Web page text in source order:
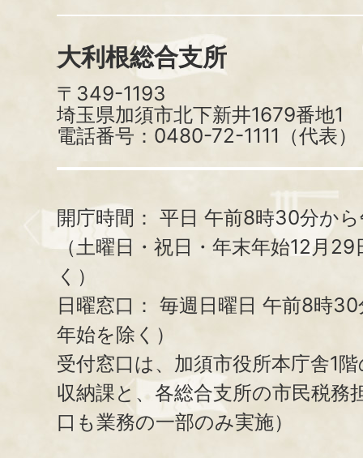
大利根総合支所
〒349-1193
埼玉県加須市北下新井1679番地1
電話番号：0480-72-1111（代表）
開庁時間： 平日 午前8時30分か
（土曜日・祝日・年末年始12月
く）
日曜窓口： 毎週日曜日 午前8時
年始を除く）
受付窓口は、加須市役所本庁舎1
収納課と、 各総合支所の市民税務
口も業務の一部のみ実施）